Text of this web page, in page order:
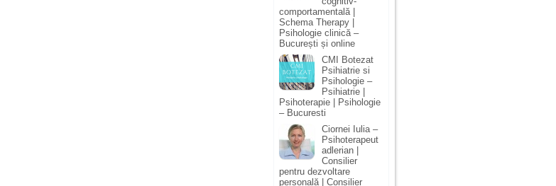
comportamentală |
Schema Therapy |
Psihologie clinică –
București și online
CMI Botezat
Psihiatrie si
Psihologie –
Psihiatrie |
Psihoterapie | Psihologie
– Bucuresti
Ciornei Iulia –
Psihoterapeut
adlerian |
Consilier
pentru dezvoltare
personală | Consilier